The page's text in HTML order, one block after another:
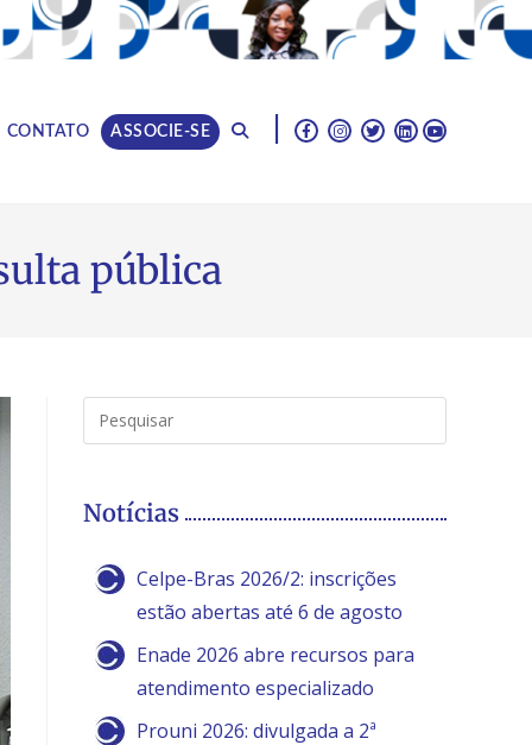
|
CONTATO ASSOCIE-SE
pública
Notícias
Celpe-Bras 2026/2: inscrições
estão abertas até 6 de agosto
Enade 2026 abre recursos para
atendimento especializado
Prouni 2026: divulgada a 2ª